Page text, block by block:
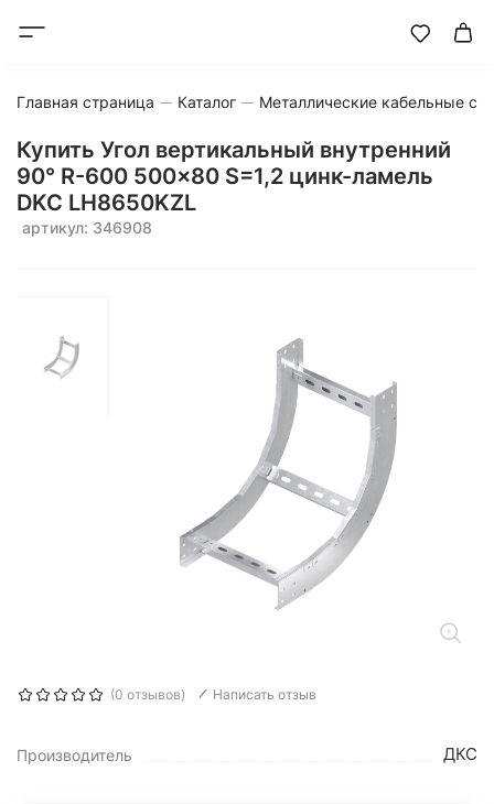
Главная страница Каталог Металлические кабельные
Купить Угол вертикальный внутренний
90° R-600 500x80 S=1,2 цинк-ламель
DKC LH8650KZL
артикул: 346908
(0 отзывов) Написать отзыв
Производитель ДКС